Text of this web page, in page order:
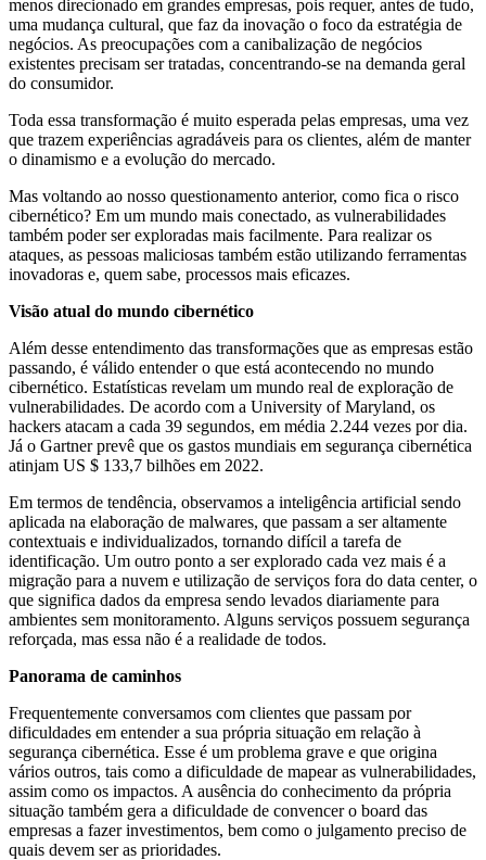
menos direcionado em grandes empresas, pois requer, antes de tudo,
uma mudança cultural, que faz da inovação o foco da estratégia de
negócios. As preocupações com a canibalização de negócios
existentes precisam ser tratadas, concentrando-se na demanda geral
do consumidor.
Toda essa transformação é muito esperada pelas empresas, uma vez
que trazem experiências agradáveis para os clientes, além de manter
o dinamismo e a evolução do mercado.
Mas voltando ao nosso questionamento anterior, como fica o risco
cibernético? Em um mundo mais conectado, as vulnerabilidades
também poder ser exploradas mais facilmente. Para realizar os
ataques, as pessoas maliciosas também estão utilizando ferramentas
inovadoras e, quem sabe, processos mais eficazes.
Visão atual do mundo cibernético
Além desse entendimento das transformações que as empresas estão
passando, é válido entender o que está acontecendo no mundo
cibernético. Estatísticas revelam um mundo real de exploração de
vulnerabilidades. De acordo com a University of Maryland, os
hackers atacam a cada 39 segundos, em média 2.244 vezes por dia.
Já o Gartner prevê que os gastos mundiais em segurança cibernética
atinjam US $ 133,7 bilhões em 2022.
Em termos de tendência, observamos a inteligência artificial sendo
aplicada na elaboração de malwares, que passam a ser altamente
contextuais e individualizados, tornando difícil a tarefa de
identificação. Um outro ponto a ser explorado cada vez mais é a
migração para a nuvem e utilização de serviços fora do data center, o
que significa dados da empresa sendo levados diariamente para
ambientes sem monitoramento. Alguns serviços possuem segurança
reforçada, mas essa não é a realidade de todos.
Panorama de caminhos
Frequentemente conversamos com clientes que passam por
dificuldades em entender a sua própria situação em relação à
segurança cibernética. Esse é um problema grave e que origina
vários outros, tais como a dificuldade de mapear as vulnerabilidades,
assim como os impactos. A ausência do conhecimento da própria
situação também gera a dificuldade de convencer o board das
empresas a fazer investimentos, bem como o julgamento preciso de
quais devem ser as prioridades.